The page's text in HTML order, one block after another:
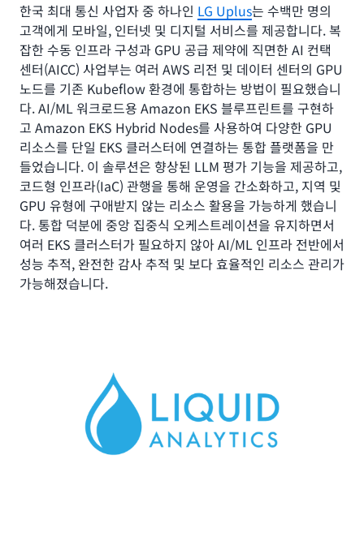
한국 최대 통신 사업자 중 하나인 LG Uplus는 수백만 명의
고객에게 모바일, 인터넷 및 디지털 서비스를 제공합니다. 복
잡한 수동 인프라 구성과 GPU 공급 제약에 직면한 AI 컨택
센터(AICC) 사업부는 여러 AWS 리전 및 데이터 센터의 GPU
노드를 기존 Kubeflow 환경에 통합하는 방법이 필요했습니
다. AI/ML 워크로드용 Amazon EKS 블루프린트를 구현하
고 Amazon EKS Hybrid Nodes를 사용하여 다양한 GPU
리소스를 단일 EKS 클러스터에 연결하는 통합 플랫폼을 만
들었습니다. 이 솔루션은 향상된 LLM 평가 기능을 제공하고,
코드형 인프라(IaC) 관행을 통해 운영을 간소화하고, 지역 및
GPU 유형에 구애받지 않는 리소스 활용을 가능하게 했습니
다. 통합 덕분에 중앙 집중식 오케스트레이션을 유지하면서
여러 EKS 클러스터가 필요하지 않아 AI/ML 인프라 전반에서
성능 추적, 완전한 감사 추적 및 보다 효율적인 리소스 관리가
가능해졌습니다.